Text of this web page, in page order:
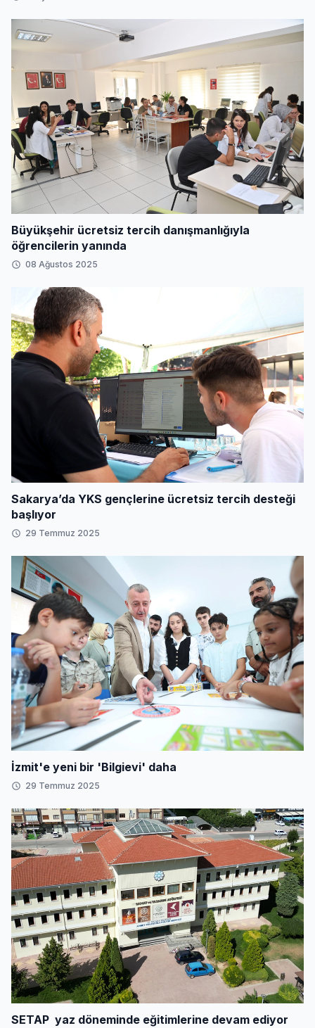
Büyükşehir ücretsiz tercih danışmanlığıyla
öğrencilerin yanında
08 Ağustos 2025
Sakarya’da YKS gençlerine ücretsiz tercih desteği
başlıyor
29 Temmuz 2025
İzmit'e yeni bir 'Bilgievi' daha
29 Temmuz 2025
SETAP yaz döneminde eğitimlerine devam ediyor